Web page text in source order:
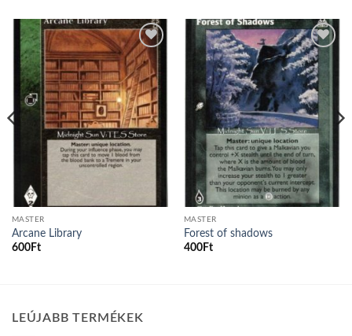
Add to
wishlist
MASTER
Arcane Library
600Ft
Add to
wishlist
MASTER
Forest of shadows
400Ft
LEÚJABB TERMÉKEK